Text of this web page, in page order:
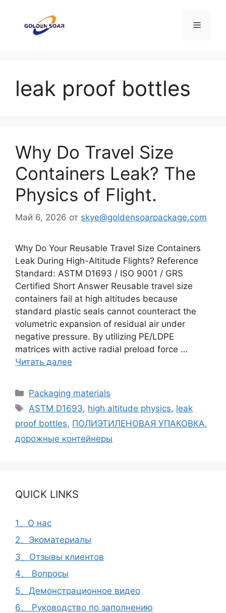
содержимому
Меню
leak proof bottles
Why Do Travel Size
Containers Leak? The
Physics of Flight.
Май 6, 2026 от skye@goldensoarpackage.com
Why Do Your Reusable Travel Size Containers
Leak During High-Altitude Flights? Reference
Standard: ASTM D1693 / ISO 9001 / GRS
Certified Short Answer Reusable travel size
containers fail at high altitudes because
standard plastic seals cannot counteract the
volumetric expansion of residual air under
negative pressure. By utilizing PE/LDPE
matrices with active radial preload force …
Читать далее
Рубрики
Packaging materials
Метки
ASTM D1693, high altitude physics, leak
proof bottles, ПОЛИЭТИЛЕНОВАЯ УПАКОВКА,
дорожные контейнеры
QUICK LINKS
1、О нас
2、Экоматериалы
3、Отзывы клиентов
4、 Вопросы
5、Демонстрационное видео
6、 Руководство по заполнению